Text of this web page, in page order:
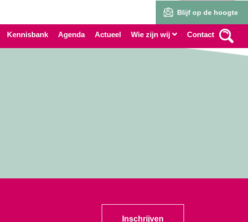
Blijf op de hoogte
Kennisbank Agenda Actueel Wie zijn wij Contact
Inschrijven